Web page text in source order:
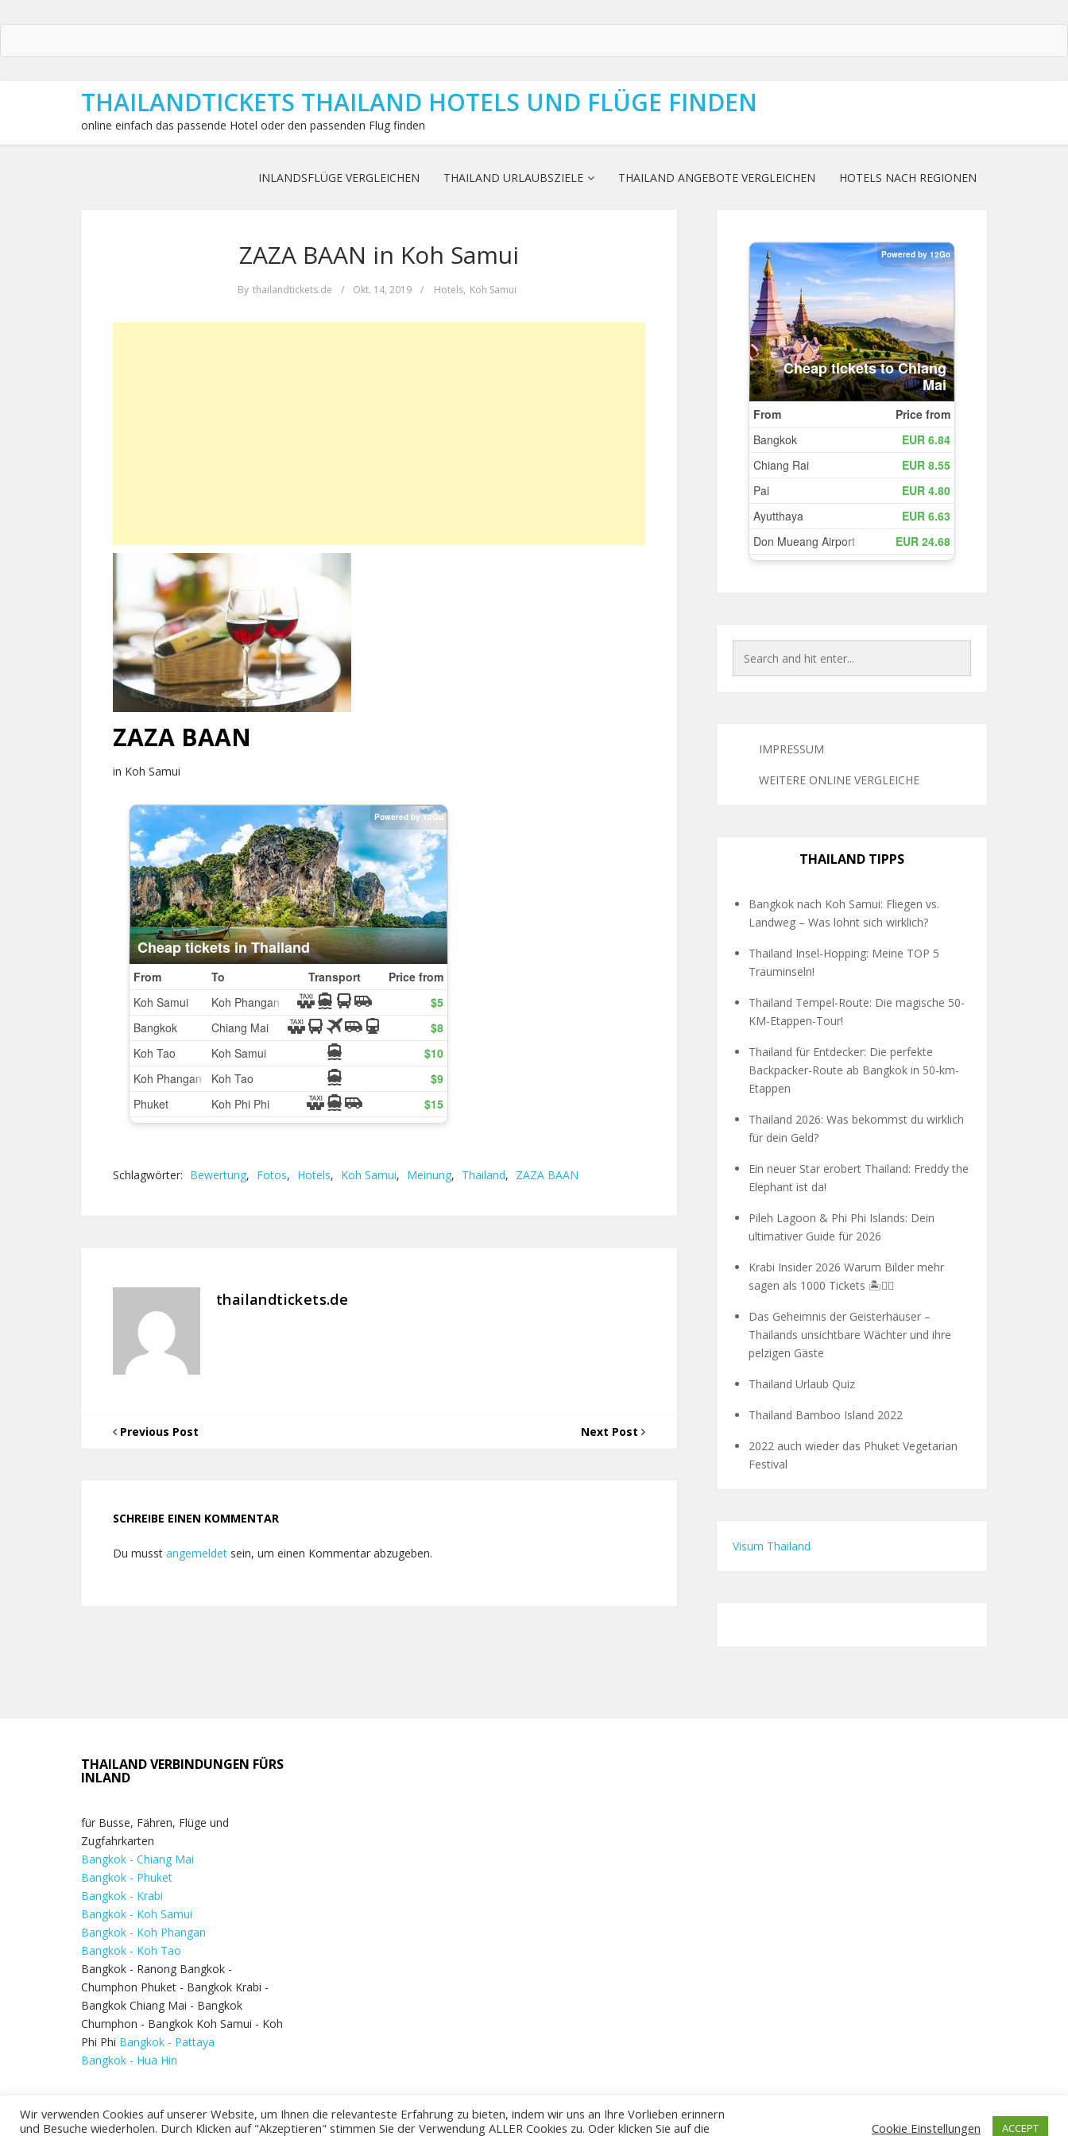
THAILANDTICKETS THAILAND HOTELS UND FLÜGE FINDEN
online einfach das passende Hotel oder den passenden Flug finden
INLANDSFLÜGE VERGLEICHEN THAILAND URLAUBSZIELE THAILAND ANGEBOTE VERGLEICHEN HOTELS NACH REGIONEN
ZAZA BAAN in Koh Samui
By thailandtickets.de / Okt. 14, 2019 / Hotels, Koh Samui
ZAZA BAAN
in Koh Samui
Schlagwörter: Bewertung, Fotos, Hotels, Koh Samui, Meinung, Thailand, ZAZA BAAN
thailandtickets.de
Previous Post Next Post
SCHREIBE EINEN KOMMENTAR
Du musst angemeldet sein, um einen Kommentar abzugeben.
IMPRESSUM
WEITERE ONLINE VERGLEICHE
THAILAND TIPPS
Bangkok nach Koh Samui: Fliegen vs.
Landweg – Was lohnt sich wirklich?
Thailand Insel-Hopping: Meine TOP 5
Trauminseln!
Thailand Tempel-Route: Die magische 50-
KM-Etappen-Tour!
Thailand für Entdecker: Die perfekte
Backpacker-Route ab Bangkok in 50-km-
Etappen
Thailand 2026: Was bekommst du wirklich
für dein Geld?
Ein neuer Star erobert Thailand: Freddy the
Elephant ist da!
Pileh Lagoon & Phi Phi Islands: Dein
ultimativer Guide für 2026
Krabi Insider 2026 Warum Bilder mehr
sagen als 1000 Tickets 🏝️🧗‍♂️
Das Geheimnis der Geisterhäuser –
Thailands unsichtbare Wächter und ihre
pelzigen Gäste
Thailand Urlaub Quiz
Thailand Bamboo Island 2022
2022 auch wieder das Phuket Vegetarian
Festival
Visum Thailand
THAILAND VERBINDUNGEN FÜRS
INLAND
für Busse, Fähren, Flüge und
Zugfahrkarten
Bangkok - Chiang Mai
Bangkok - Phuket
Bangkok - Krabi
Bangkok - Koh Samui
Bangkok - Koh Phangan
Bangkok - Koh Tao
Bangkok - Ranong Bangkok -
Chumphon Phuket - Bangkok Krabi -
Bangkok Chiang Mai - Bangkok
Chumphon - Bangkok Koh Samui - Koh
Phi Phi Bangkok - Pattaya
Bangkok - Hua Hin
Wir verwenden Cookies auf unserer Website, um Ihnen die relevanteste Erfahrung zu bieten, indem wir uns an Ihre Vorlieben erinnern
und Besuche wiederholen. Durch Klicken auf "Akzeptieren" stimmen Sie der Verwendung ALLER Cookies zu. Oder klicken Sie auf die
Cookie Einstellungen ACCEPT